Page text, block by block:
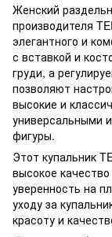
Женский
производителя
элегантного и
с вставкой и
груди, а
позволяют
высокие и
универсальными
фигуры.
Этот купальник
высокое
уверенность на
уходу за
красоту и